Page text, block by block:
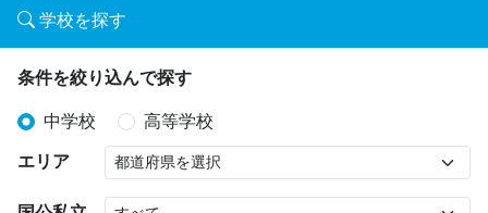
学校を探す
条件を絞り込んで探す
中学校 高等学校
エリア